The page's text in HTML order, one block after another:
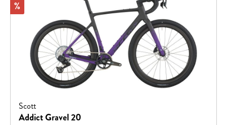
Rabatt
%
Scott
Addict Gravel 20